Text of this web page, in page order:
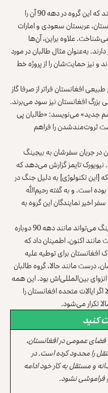
طالبان در صدد جلوگیری از انزوایی هستند که این گروه در دهه 90 آن را
عربستان سعودی و امارات
علاوه براین، آن‌ها
به‌عنوان مثال طالبان در مورد
و نیز حمایت‌شان را از پروژه خط
طبیعی افغانستان فراتر از صرفا گاز
بزرگ افغانستان نیز سود می‌برند.
جدید» می‌نویسد: «طالبان پی
ثروت‌مندشدن را فراهم
در جریان سفرشان به بیجینگ
نیویورک تایمز گزارش می‌دهد که
[این تکنولوژی] به دلیل جنگ در
است. و به گفته رحیم‌الله
اخیر نمایندگان این گروه به
با این‌حال احتیاط لازم است. تعامل بیجینگ می‌تواند مانند دهه 90 دوباره
طالبان در دهه 90، درست مانند اکنون، اطمینان داد که
افغانستان برای توطیه‌ علیه
درست مانند حالا، گروه طالبان
بین‌المللی‌اش بود. این همه
ایالات متحده افغانستان را
تکرار می‌شود.
کنید
عمومی در افغانستان،
را محدود کرده است. در
و مستقل به کار خود ادامه
فراموشی نشود.